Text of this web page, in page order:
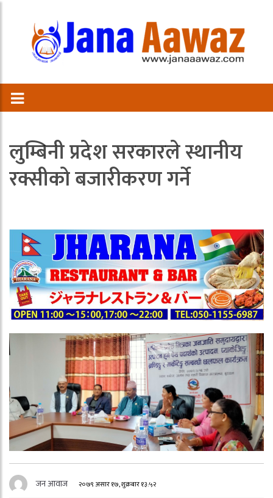
लुम्बिनी प्रदेश सरकारले स्थानीय
रक्सीको बजारीकरण गर्ने
जन आवाज २०७९ असार १७, शुक्रबार १३:५२